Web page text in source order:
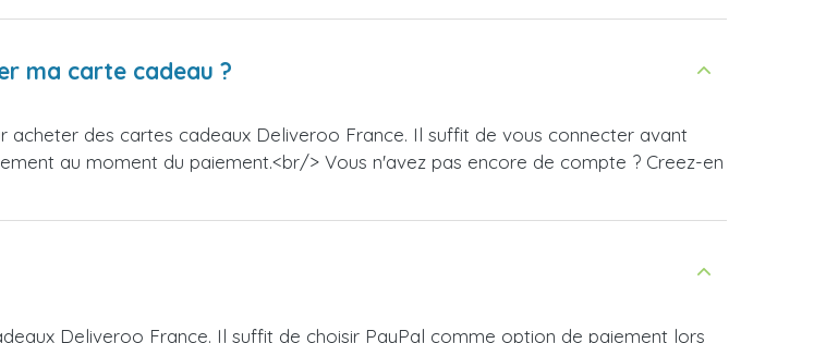
ma carte cadeau ?
des cartes cadeaux Deliveroo France. Il suffit de vous connecter avant
au moment du paiement.<br/> Vous n'avez pas encore de compte ? Creez-en
Deliveroo France. Il suffit de choisir PayPal comme option de paiement lors